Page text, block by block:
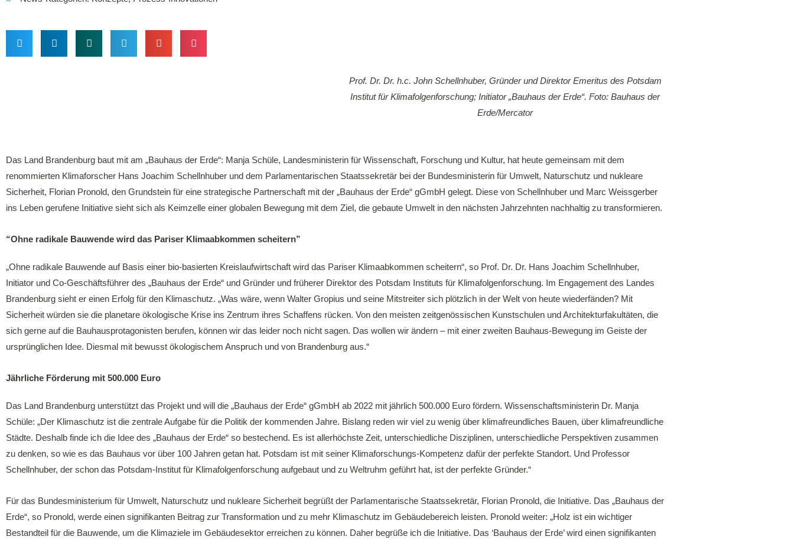
Prof. Dr. Dr. h.c. John Schellnhuber, Gründer und Direktor Emeritus des Potsdam
Institut für Klimafolgenforschung; Initiator „Bauhaus der Erde“. Foto: Bauhaus der
Erde/Mercator
Das Land Brandenburg baut mit am „Bauhaus der Erde“: Manja Schüle, Landesministerin für Wissenschaft, Forschung und Kultur, hat heute gemeinsam mit dem
renommierten Klimaforscher Hans Joachim Schellnhuber und dem Parlamentarischen Staatssekretär bei der Bundesministerin für Umwelt, Naturschutz und nukleare
Sicherheit, Florian Pronold, den Grundstein für eine strategische Partnerschaft mit der „Bauhaus der Erde“ gGmbH gelegt. Diese von Schellnhuber und Marc Weissgerber
ins Leben gerufene Initiative sieht sich als Keimzelle einer globalen Bewegung mit dem Ziel, die gebaute Umwelt in den nächsten Jahrzehnten nachhaltig zu transformieren.
“Ohne radikale Bauwende wird das Pariser Klimaabkommen scheitern”
„Ohne radikale Bauwende auf Basis einer bio-basierten Kreislaufwirtschaft wird das Pariser Klimaabkommen scheitern“, so Prof. Dr. Dr. Hans Joachim Schellnhuber,
Initiator und Co-Geschäftsführer des „Bauhaus der Erde“ und Gründer und früherer Direktor des Potsdam Instituts für Klimafolgenforschung. Im Engagement des Landes
Brandenburg sieht er einen Erfolg für den Klimaschutz. „Was wäre, wenn Walter Gropius und seine Mitstreiter sich plötzlich in der Welt von heute wiederfänden? Mit
Sicherheit würden sie die planetare ökologische Krise ins Zentrum ihres Schaffens rücken. Von den meisten zeitgenössischen Kunstschulen und Architekturfakultäten, die
sich gerne auf die Bauhausprotagonisten berufen, können wir das leider noch nicht sagen. Das wollen wir ändern – mit einer zweiten Bauhaus-Bewegung im Geiste der
ursprünglichen Idee. Diesmal mit bewusst ökologischem Anspruch und von Brandenburg aus.“
Jährliche Förderung mit 500.000 Euro
Das Land Brandenburg unterstützt das Projekt und will die „Bauhaus der Erde“ gGmbH ab 2022 mit jährlich 500.000 Euro fördern. Wissenschaftsministerin Dr. Manja
Schüle: „Der Klimaschutz ist die zentrale Aufgabe für die Politik der kommenden Jahre. Bislang reden wir viel zu wenig über klimafreundliches Bauen, über klimafreundliche
Städte. Deshalb finde ich die Idee des „Bauhaus der Erde“ so bestechend. Es ist allerhöchste Zeit, unterschiedliche Disziplinen, unterschiedliche Perspektiven zusammen
zu denken, so wie es das Bauhaus vor über 100 Jahren getan hat. Potsdam ist mit seiner Klimaforschungs-Kompetenz dafür der perfekte Standort. Und Professor
Schellnhuber, der schon das Potsdam-Institut für Klimafolgenforschung aufgebaut und zu Weltruhm geführt hat, ist der perfekte Gründer.“
Für das Bundesministerium für Umwelt, Naturschutz und nukleare Sicherheit begrüßt der Parlamentarische Staatssekretär, Florian Pronold, die Initiative. Das „Bauhaus der
Erde“, so Pronold, werde einen signifikanten Beitrag zur Transformation und zu mehr Klimaschutz im Gebäudebereich leisten. Pronold weiter: „Holz ist ein wichtiger
Bestandteil für die Bauwende, um die Klimaziele im Gebäudesektor erreichen zu können. Daher begrüße ich die Initiative. Das ‘Bauhaus der Erde’ wird einen signifikanten